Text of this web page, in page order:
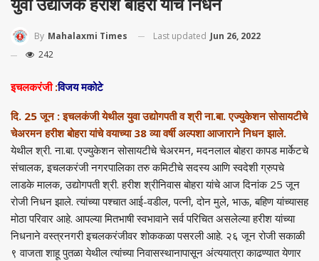
युवा उद्योजक हरीश बोहरा यांचे निधन
By Mahalaxmi Times Last updated Jun 26, 2022
242
इचलकरंजी:विजय मकोटे
दि. 25 जून : इचलकंजी येथील युवा उद्योगपती व श्री ना.बा. एज्युकेशन सोसायटीचे
चेअरमन हरीश बोहरा यांचे वयाच्या 38 व्या वर्षी अल्पशा आजाराने निधन झाले.
येथील श्री. ना.बा. एज्युकेशन सोसायटीचे चेअरमन, मदनलाल बोहरा कापड मार्केटचे
संचालक, इचलकरंजी नगरपालिका तरु कमिटीचे सदस्य आणि स्वदेशी ग्रुपचे
लाडके मालक, उद्योगपती श्री. हरीश श्रीनिवास बोहरा यांचे आज दिनांक 25 जून
रोजी निधन झाले. त्यांच्या पश्चात आई-वडील, पत्नी, दोन मुले, भाऊ, बहिण यांच्यासह
मोठा परिवार आहे. आपल्या मितभाषी स्वभावाने सर्व परिचित असलेल्या हरीश यांच्या
निधनाने वस्त्रनगरी इचलकरंजीवर शोककळा पसरली आहे. २६ जून रोजी सकाळी
९ वाजता शाहू पुतळा येथील त्यांच्या निवासस्थानापासून अंत्ययात्रा काढण्यात येणार